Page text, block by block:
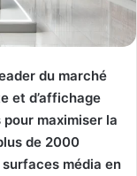
du marché
et d’affichage
maximiser la
de 2000
média en